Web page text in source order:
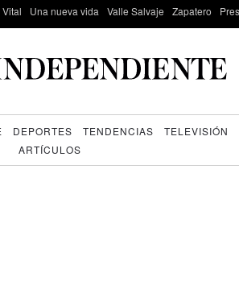
Una nueva vida Valle Salvaje Zapatero
DEPORTES TENDENCIAS TELEVISIÓN
ARTÍCULOS